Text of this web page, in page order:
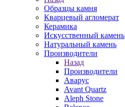
Образцы камня
Кварцевый агломерат
Керамика
Искусственный камень
Натуральный камень
Производители
Назад
Производители
Аварус
Avant Quartz
Aleph Stone